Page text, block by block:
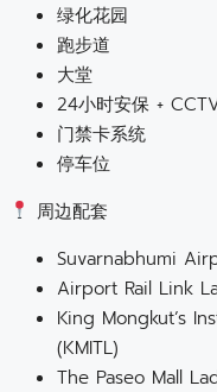
绿化花园
跑步道
大堂
24小时安保 +
门禁卡系统
停车位
周边配套
Suvarnabhumi
Airport Rail Link
King Mongkut’s
(KMITL)
The Paseo Mall